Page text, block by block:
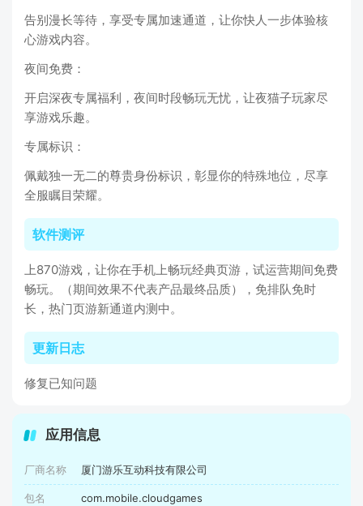
告别漫长等待，享受专属加速通道，让你快人一步体验核
心游戏内容。
夜间免费：
开启深夜专属福利，夜间时段畅玩无忧，让夜猫子玩家尽
享游戏乐趣。
专属标识：
佩戴独一无二的尊贵身份标识，彰显你的特殊地位，尽享
全服瞩目荣耀。
软件测评
上870游戏，让你在手机上畅玩经典页游，试运营期间免费
畅玩。（期间效果不代表产品最终品质），免排队免时
长，热门页游新通道内测中。
更新日志
修复已知问题
应用信息
厂商名称 厦门游乐互动科技有限公司
包名 com.mobile.cloudgames